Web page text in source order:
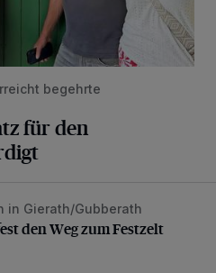
begehrte
für den
den Weg zum Festzelt
in Gierath/Gubberath
den Weg zum Festzelt